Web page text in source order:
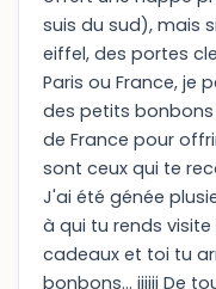
suis du sud), mais
eiffel, des portes
Paris ou France, je
des petits
de France pour
sont ceux qui te
J'ai été génée
à qui tu rends
cadeaux et toi tu
bonbons... jijiji De